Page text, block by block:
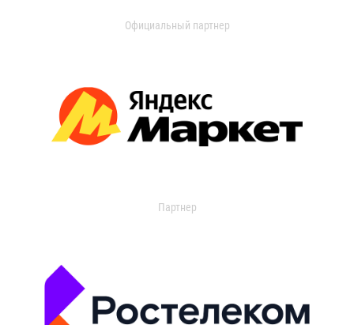
Официальный партнер
Партнер